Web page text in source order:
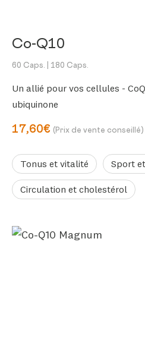
Co-Q10
60 Caps. | 180 Caps.
Un allié pour vos cellules -
ubiquinone
17,60€ (Prix de vente conseillé)
Tonus et vitalité Sport
Circulation et cholestérol